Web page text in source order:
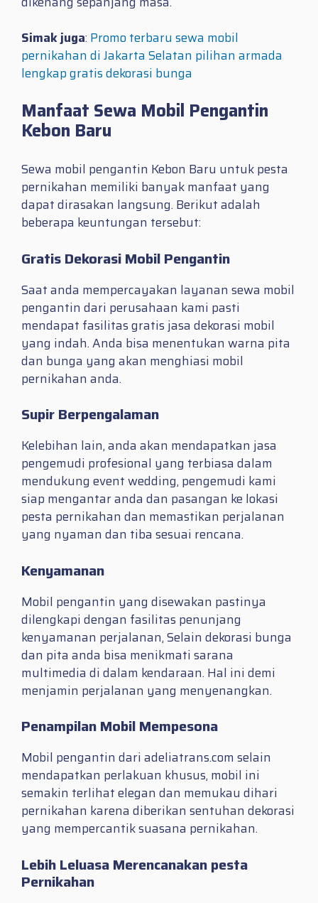
Simak juga: Promo terbaru sewa mobil
pernikahan di Jakarta Selatan pilihan armada
lengkap gratis dekorasi bunga
Manfaat Sewa Mobil Pengantin
Kebon Baru
Sewa mobil pengantin Kebon Baru untuk pesta
pernikahan memiliki banyak manfaat yang
dapat dirasakan langsung. Berikut adalah
beberapa keuntungan tersebut:
Gratis Dekorasi Mobil Pengantin
Saat anda mempercayakan layanan sewa mobil
pengantin dari perusahaan kami pasti
mendapat fasilitas gratis jasa dekorasi mobil
yang indah. Anda bisa menentukan warna pita
dan bunga yang akan menghiasi mobil
pernikahan anda.
Supir Berpengalaman
Kelebihan lain, anda akan mendapatkan jasa
pengemudi profesional yang terbiasa dalam
mendukung event wedding, pengemudi kami
siap mengantar anda dan pasangan ke lokasi
pesta pernikahan dan memastikan perjalanan
yang nyaman dan tiba sesuai rencana.
Kenyamanan
Mobil pengantin yang disewakan pastinya
dilengkapi dengan fasilitas penunjang
kenyamanan perjalanan, Selain dekorasi bunga
dan pita anda bisa menikmati sarana
multimedia di dalam kendaraan. Hal ini demi
menjamin perjalanan yang menyenangkan.
Penampilan Mobil Mempesona
Mobil pengantin dari adeliatrans.com selain
mendapatkan perlakuan khusus, mobil ini
semakin terlihat elegan dan memukau dihari
pernikahan karena diberikan sentuhan dekorasi
yang mempercantik suasana pernikahan.
Lebih Leluasa Merencanakan pesta
Pernikahan